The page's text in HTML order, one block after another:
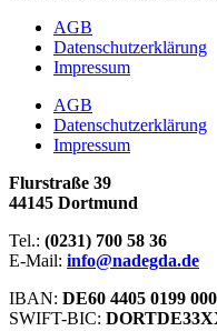
АGB
Datenschutzerklärung
Impressum
АGB
Datenschutzerklärung
Impressum
Flurstraße 39
44145 Dortmund
Tel.: (0231) 700 58 36
E-Mail: info@nadegda.de
IBAN: DE60 4405 0199
SWIFT-BIC: